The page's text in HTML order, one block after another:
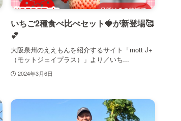
いちご2種食べ比べセット🍓が新登場🥰
💕
大阪泉州のええもんを紹介するサイト「mott J+
（モットジェイプラス）」より／いち...
2024年3月6日